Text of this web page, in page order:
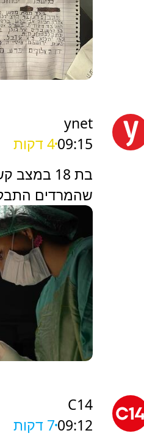
ynet
09:154 דקות
בת 18
שהמרדים
C14
09:127 דקות